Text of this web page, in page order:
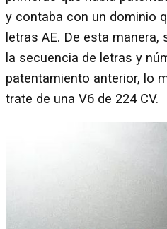
y contaba con un dominio
letras AE. De esta
la secuencia de letras y
patentamiento anterior, lo
trate de una V6 de 224 CV.